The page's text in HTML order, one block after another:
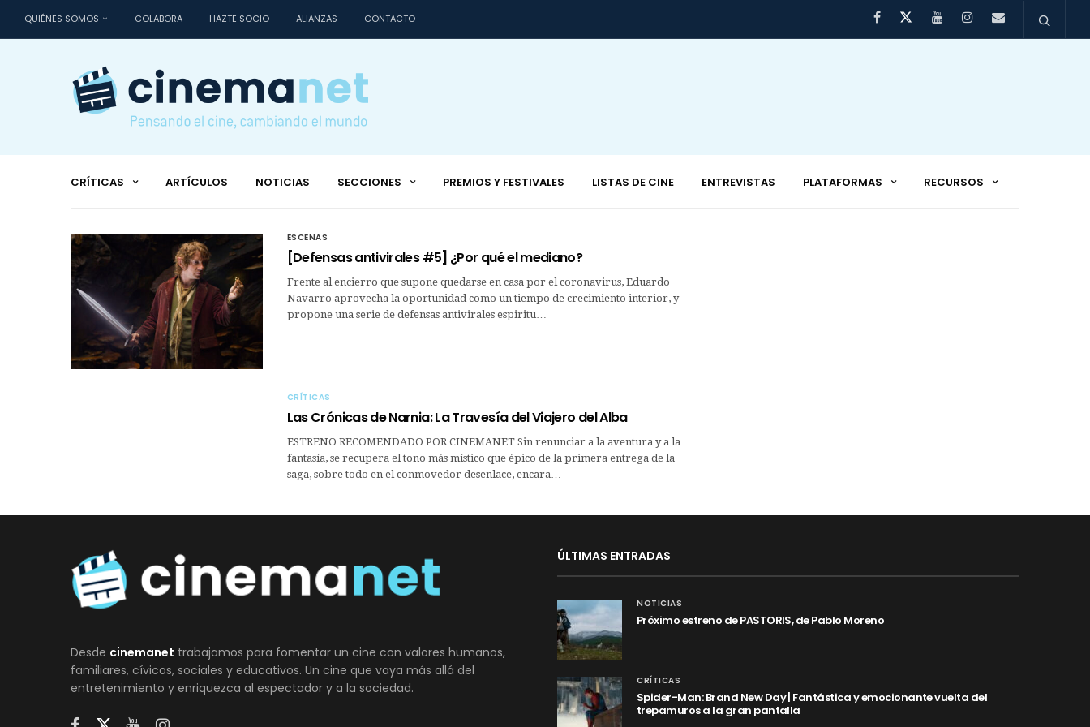
QUIÉNES SOMOS COLABORA HAZTE SOCIO ALIANZAS CONTACTO
CRÍTICAS ARTÍCULOS NOTICIAS SECCIONES PREMIOS Y FESTIVALES LISTAS DE CINE ENTREVISTAS PLATAFORMAS RECURSOS
ESCENAS
[Defensas antivirales #5] ¿Por qué el mediano?
Frente al encierro que supone quedarse en casa por el coronavirus, Eduardo
Navarro aprovecha la oportunidad como un tiempo de crecimiento interior, y
propone una serie de defensas antivirales espiritu…
CRÍTICAS
Las Crónicas de Narnia: La Travesía del Viajero del Alba
ESTRENO RECOMENDADO POR CINEMANET Sin renunciar a la aventura y a la
fantasía, se recupera el tono más místico que épico de la primera entrega de la
saga, sobre todo en el conmovedor desenlace, encara…
Desde cinemanet trabajamos para fomentar un cine con valores humanos,
familiares, cívicos, sociales y educativos. Un cine que vaya más allá del
entretenimiento y enriquezca al espectador y a la sociedad.
ÚLTIMAS ENTRADAS
NOTICIAS
Próximo estreno de PASTORIS, de Pablo Moreno
CRÍTICAS
Spider-Man: Brand New Day | Fantástica y emocionante vuelta del
trepamuros a la gran pantalla